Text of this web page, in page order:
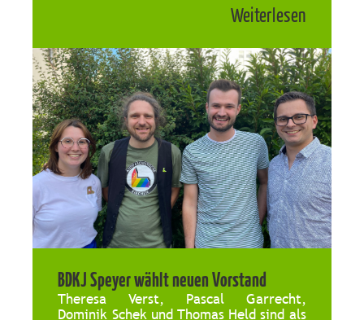
Rheinland-Pfalz und im Saarland für
eine demokratische und solidarische
Forderung der Absenkung des
Wahlalters auf 16 Jahre […]
Weiterlesen
BDKJ Speyer wählt neuen Vorstand
Theresa Verst, Pascal Garrecht,
Dominik Schek und Thomas Held sind als